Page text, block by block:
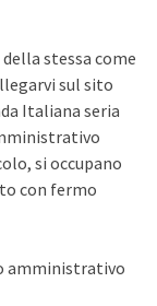
stessa come
sul sito
Italiana seria
si occupano
con fermo
amministrativo